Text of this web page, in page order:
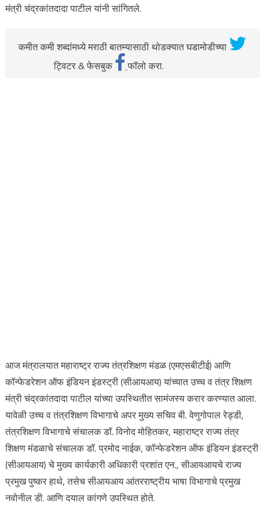
मंत्री चंद्रकांतदादा पाटील यांनी सांगितले.
कमीत कमी शब्दांमध्ये मराठी बातम्यासाठी थोडक्यात घडामोडीच्या
ट्विटर & फेसबुक
फॉलो करा.
आज मंत्रालयात महाराष्ट्र राज्य तंत्रशिक्षण मंडळ (एमएसबीटीई) आणि
कॉन्फेडरेशन ऑफ इंडियन इंडस्ट्री (सीआयआय) यांच्यात उच्च व तंत्र शिक्षण
मंत्री चंद्रकांतदादा पाटील यांच्या उपस्थितीत सामंजस्य करार करण्यात आला.
यावेळी उच्च व तंत्रशिक्षण विभागाचे अपर मुख्य सचिव बी. वेणुगोपाल रेड्डी,
तंत्रशिक्षण विभागाचे संचालक डॉ. विनोद मोहितकर, महाराष्ट्र राज्य तंत्र
शिक्षण मंडळाचे संचालक डॉ. प्रमोद नाईक, कॉन्फेडरेशन ऑफ इंडियन इंडस्ट्री
(सीआयआय) चे मुख्य कार्यकारी अधिकारी प्रशांत एन., सीआयआयचे राज्य
प्रमुख पुष्कर हाथे, तसेच सीआयआय आंतरराष्ट्रीय भाषा विभागाचे प्रमुख
नवोनील डी. आणि दयाल कांगणे उपस्थित होते.